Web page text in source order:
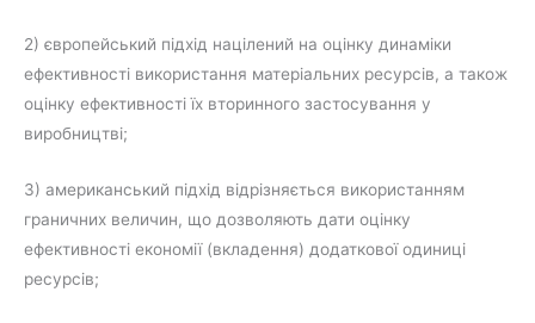
2) європейський підхід націлений на оцінку динаміки
ефективності використання матеріальних ресурсів, а також
оцінку ефективності їх вторинного застосування у
виробництві;
3) американський підхід відрізняється використанням
граничних величин, що дозволяють дати оцінку
ефективності економії (вкладення) додаткової одиниці
ресурсів;